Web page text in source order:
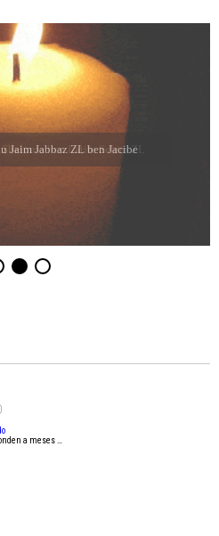
Jaim Jabbaz ZL ben Jacibe
a meses …